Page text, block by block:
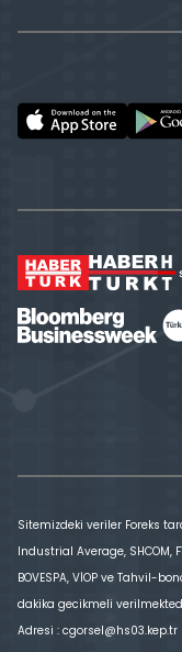
Sitemizdeki veriler Foreks
Industrial Average, SHCOM,
BOVESPA, VİOP ve Tahvil-
dakika gecikmeli
Adresi : cgorsel@hs03.kep.tr